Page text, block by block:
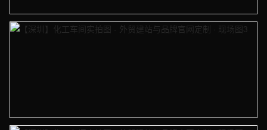
【深圳】化工车间实拍图 - 外贸建站与品牌官网定制 · 现场图2
【深圳】化工车间实拍图 - 外贸建站与品牌官网定制 · 现场图3